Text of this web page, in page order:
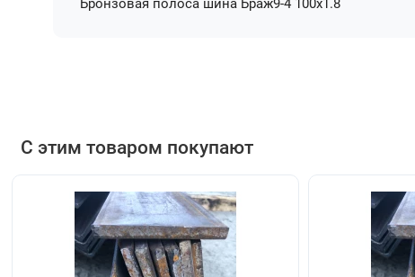
Бронзовая полоса шина Браж9-4 100х1.8
С этим товаром покупают